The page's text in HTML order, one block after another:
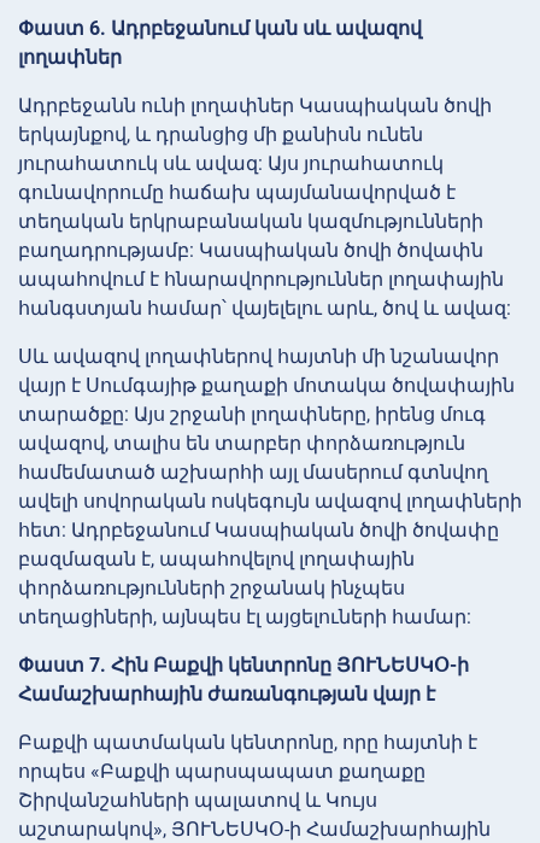
Փաստ 6. Ադրբեջանում կան սև ավազով
լողափներ
Ադրբեջանն ունի լողափներ Կասպիական ծովի
երկայնքով, և դրանցից մի քանիսն ունեն
յուրահատուկ սև ավազ: Այս յուրահատուկ
գունավորումը հաճախ պայմանավորված է
տեղական երկրաբանական կազմությունների
բաղադրությամբ: Կասպիական ծովի ծովափն
ապահովում է հնարավորություններ լողափային
հանգստյան համար՝ վայելելու արև, ծով և ավազ:
Սև ավազով լողափներով հայտնի մի նշանավոր
վայր է Սումգայիթ քաղաքի մոտակա ծովափային
տարածքը: Այս շրջանի լողափները, իրենց մուգ
ավազով, տալիս են տարբեր փորձառություն
համեմատած աշխարհի այլ մասերում գտնվող
ավելի սովորական ոսկեգույն ավազով լողափների
հետ: Ադրբեջանում Կասպիական ծովի ծովափը
բազմազան է, ապահովելով լողափային
փորձառությունների շրջանակ ինչպես
տեղացիների, այնպես էլ այցելուների համար:
Փաստ 7. Հին Բաքվի կենտրոնը ՅՈՒՆԵՍԿՕ-ի
Համաշխարհային ժառանգության վայր է
Բաքվի պատմական կենտրոնը, որը հայտնի է
որպես «Բաքվի պարսպապատ քաղաքը
Շիրվանշահների պալատով և Կույս
աշտարակով», ՅՈՒՆԵՍԿՕ-ի Համաշխարհային